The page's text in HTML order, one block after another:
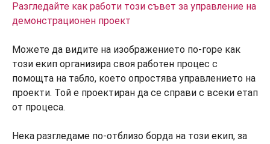
Разгледайте как работи този съвет за управление на
демонстрационен проект
Можете да видите на изображението по-горе как
този екип организира своя работен процес с
помощта на табло, което опростява управлението на
проекти. Той е проектиран да се справи с всеки етап
от процеса.
Нека разгледаме по-отблизо борда на този екип, за